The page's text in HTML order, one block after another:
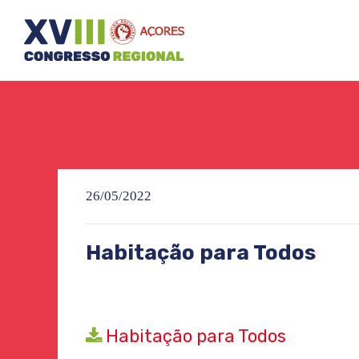
26/05/2022
Habitação para Todos
Habitação para Todos